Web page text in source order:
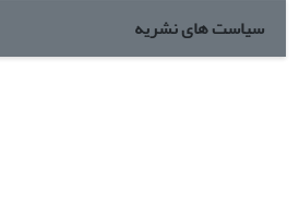
سیاست های نشریه